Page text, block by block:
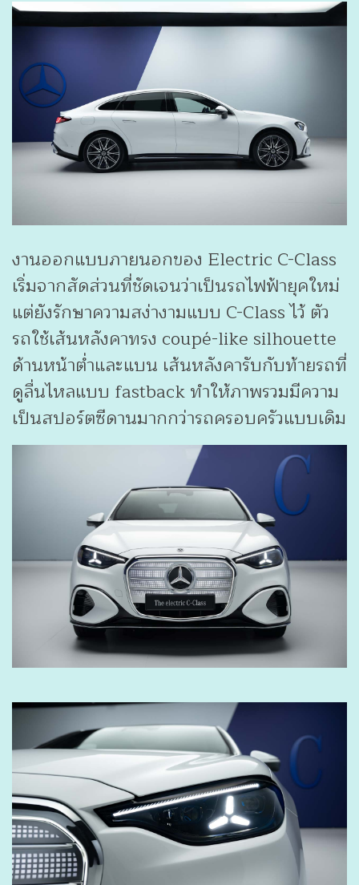
งานออกแบบภายนอกของ Electric C-Class
เริ่มจากสัดส่วนที่ชัดเจนว่าเป็นรถไฟฟ้ายุคใหม่
แต่ยังรักษาความสง่างามแบบ C-Class ไว้ ตัว
รถใช้เส้นหลังคาทรง coupé-like silhouette
ด้านหน้าต่ำและแบน เส้นหลังคารับกับท้ายรถที่
ดูลื่นไหลแบบ fastback ทำให้ภาพรวมมีความ
เป็นสปอร์ตซีดานมากกว่ารถครอบครัวแบบเดิม